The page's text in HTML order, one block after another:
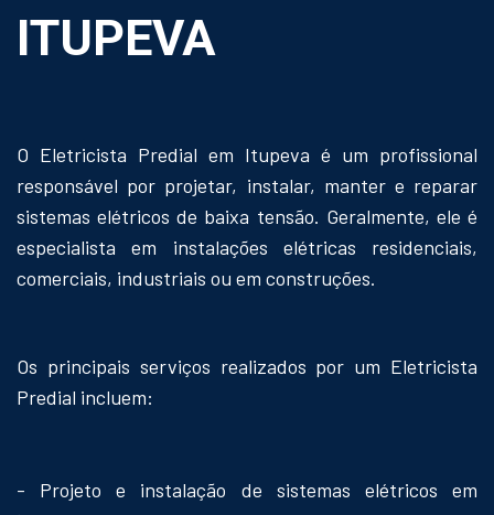
ITUPEVA
O Eletricista Predial em Itupeva é um profissional
responsável por projetar, instalar, manter e reparar
sistemas elétricos de baixa tensão. Geralmente, ele é
especialista em instalações elétricas residenciais,
comerciais, industriais ou em construções.
Os principais serviços realizados por um Eletricista
Predial incluem:
- Projeto e instalação de sistemas elétricos em